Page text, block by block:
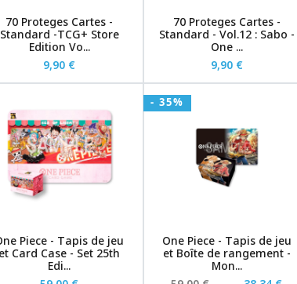
70 Proteges Cartes -
Standard -TCG+ Store
Edition Vo...
9,90 €
70 Proteges Cartes -
Standard - Vol.12 : Sabo -
One ...
9,90 €
Piece - Tapis de jeu
et Card Case - Set 25th
Edi...
- 35%
One Piece - Tapis de jeu
et Boîte de rangement -
Mon...